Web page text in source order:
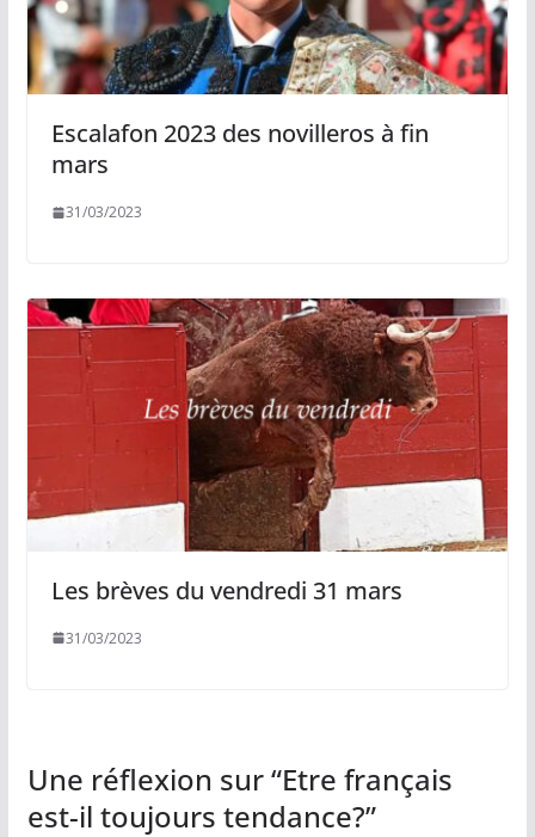
Escalafon 2023 des novilleros à fin
mars
31/03/2023
Les brèves du vendredi 31 mars
31/03/2023
Une réflexion sur “Etre français
est-il toujours tendance?”